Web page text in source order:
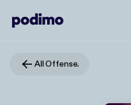
All Offense.